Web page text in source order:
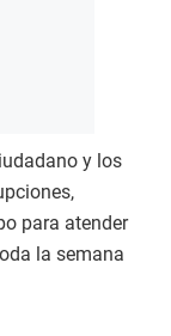
y los
para atender
la semana